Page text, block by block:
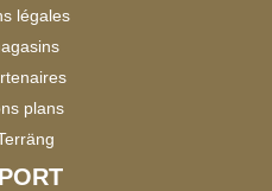
légales
plans